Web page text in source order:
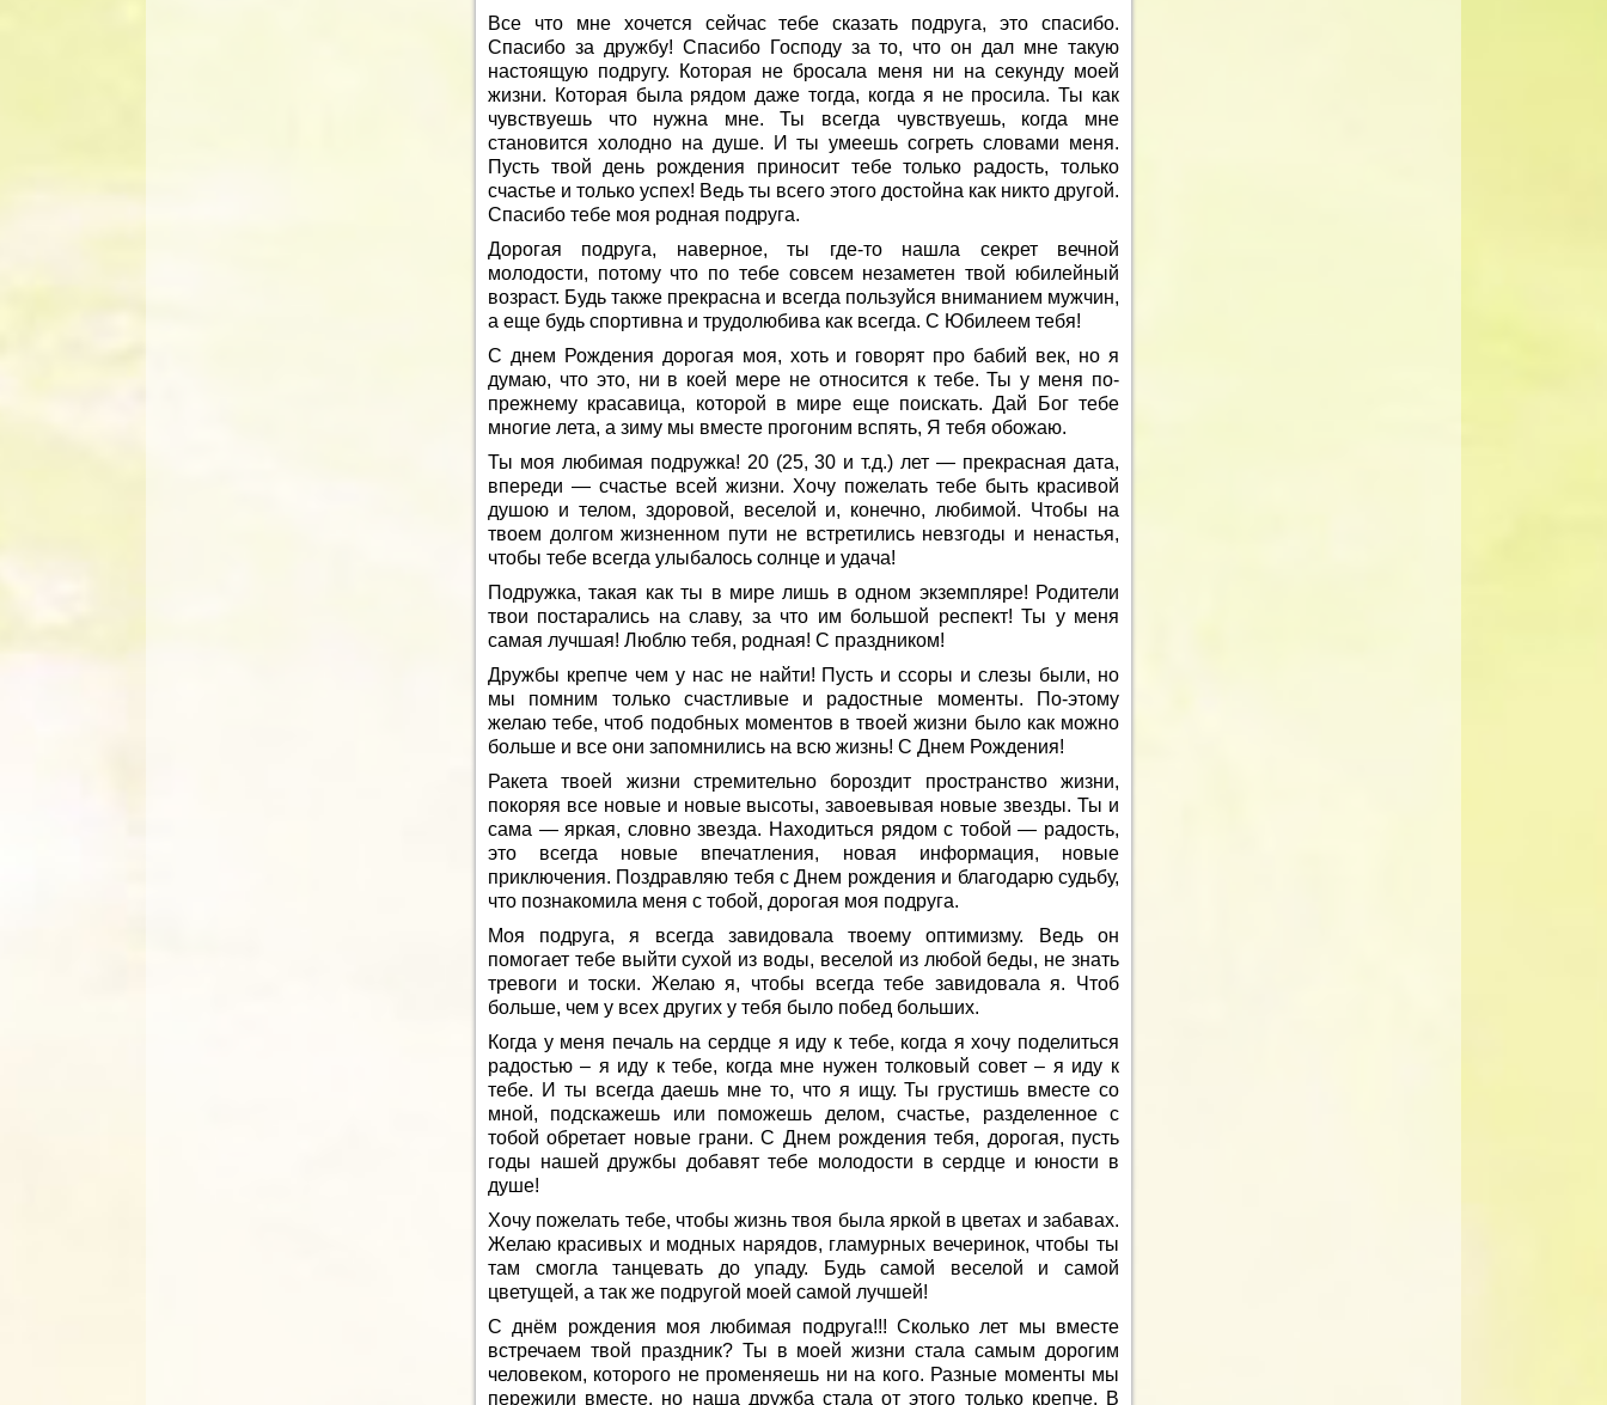
Все что мне хочется сейчас тебе сказать подруга, это спасибо.
Спасибо за дружбу! Спасибо Господу за то, что он дал мне такую
настоящую подругу. Которая не бросала меня ни на секунду моей
жизни. Которая была рядом даже тогда, когда я не просила. Ты как
чувствуешь что нужна мне. Ты всегда чувствуешь, когда мне
становится холодно на душе. И ты умеешь согреть словами меня.
Пусть твой день рождения приносит тебе только радость, только
счастье и только успех! Ведь ты всего этого достойна как никто другой.
Спасибо тебе моя родная подруга.
Дорогая подруга, наверное, ты где-то нашла секрет вечной
молодости, потому что по тебе совсем незаметен твой юбилейный
возраст. Будь также прекрасна и всегда пользуйся вниманием мужчин,
а еще будь спортивна и трудолюбива как всегда. С Юбилеем тебя!
С днем Рождения дорогая моя, хоть и говорят про бабий век, но я
думаю, что это, ни в коей мере не относится к тебе. Ты у меня по-
прежнему красавица, которой в мире еще поискать. Дай Бог тебе
многие лета, а зиму мы вместе прогоним вспять, Я тебя обожаю.
Ты моя любимая подружка! 20 (25, 30 и т.д.) лет — прекрасная дата,
впереди — счастье всей жизни. Хочу пожелать тебе быть красивой
душою и телом, здоровой, веселой и, конечно, любимой. Чтобы на
твоем долгом жизненном пути не встретились невзгоды и ненастья,
чтобы тебе всегда улыбалось солнце и удача!
Подружка, такая как ты в мире лишь в одном экземпляре! Родители
твои постарались на славу, за что им большой респект! Ты у меня
самая лучшая! Люблю тебя, родная! С праздником!
Дружбы крепче чем у нас не найти! Пусть и ссоры и слезы были, но
мы помним только счастливые и радостные моменты. По-этому
желаю тебе, чтоб подобных моментов в твоей жизни было как можно
больше и все они запомнились на всю жизнь! С Днем Рождения!
Ракета твоей жизни стремительно бороздит пространство жизни,
покоряя все новые и новые высоты, завоевывая новые звезды. Ты и
сама — яркая, словно звезда. Находиться рядом с тобой — радость,
это всегда новые впечатления, новая информация, новые
приключения. Поздравляю тебя с Днем рождения и благодарю судьбу,
что познакомила меня с тобой, дорогая моя подруга.
Моя подруга, я всегда завидовала твоему оптимизму. Ведь он
помогает тебе выйти сухой из воды, веселой из любой беды, не знать
тревоги и тоски. Желаю я, чтобы всегда тебе завидовала я. Чтоб
больше, чем у всех других у тебя было побед больших.
Когда у меня печаль на сердце я иду к тебе, когда я хочу поделиться
радостью – я иду к тебе, когда мне нужен толковый совет – я иду к
тебе. И ты всегда даешь мне то, что я ищу. Ты грустишь вместе со
мной, подскажешь или поможешь делом, счастье, разделенное с
тобой обретает новые грани. С Днем рождения тебя, дорогая, пусть
годы нашей дружбы добавят тебе молодости в сердце и юности в
душе!
Хочу пожелать тебе, чтобы жизнь твоя была яркой в цветах и забавах.
Желаю красивых и модных нарядов, гламурных вечеринок, чтобы ты
там смогла танцевать до упаду. Будь самой веселой и самой
цветущей, а так же подругой моей самой лучшей!
С днём рождения моя любимая подруга!!! Сколько лет мы вместе
встречаем твой праздник? Ты в моей жизни стала самым дорогим
человеком, которого не променяешь ни на кого. Разные моменты мы
пережили вместе, но наша дружба стала от этого только крепче. В